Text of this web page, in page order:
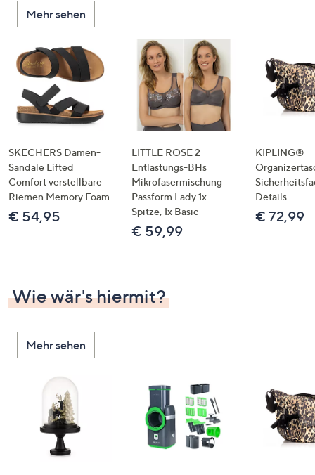
Mehr sehen
SKECHERS Damen-
Sandale Lifted
Comfort verstellbare
Riemen Memory Foam
€ 54,95
LITTLE ROSE 2
Entlastungs-BHs
Mikrofasermischung
Passform Lady 1x
Spitze, 1x Basic
€ 59,99
KIPLING®
Details
€ 72,99
Wie wär's hiermit?
Mehr sehen